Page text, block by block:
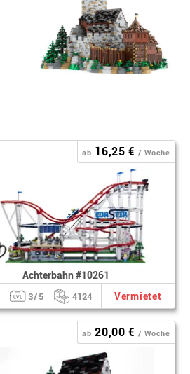
ab 16,25 € / Woche
Achterbahn #10261
3/5 4124 Vermietet
ab 20,00 € / Woche